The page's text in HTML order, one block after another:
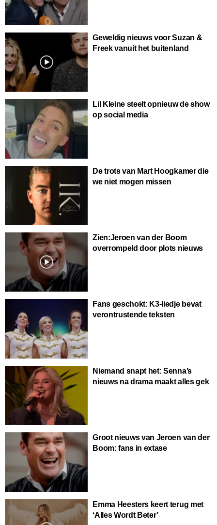
Geweldig nieuws voor Suzan &
Freek vanuit het buitenland
Lil Kleine steelt opnieuw de show
op social media
De trots van Mart Hoogkamer die
we niet mogen missen
Zien:Jeroen van der Boom
overrompeld door plots nieuws
Fans geschokt: K3-liedje bevat
verontrustende teksten
Niemand snapt het: Senna’s
nieuws na drama maakt alles gek
Groot nieuws van Jeroen van der
Boom: fans in extase
Emma Heesters keert terug met
‘Alles Wordt Beter’